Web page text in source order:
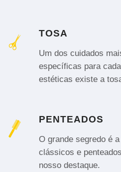
TOSA
Um dos cuidados
específicas para
estéticas existe a
PENTEADOS
O grande segredo é
clássicos e
nosso destaque.